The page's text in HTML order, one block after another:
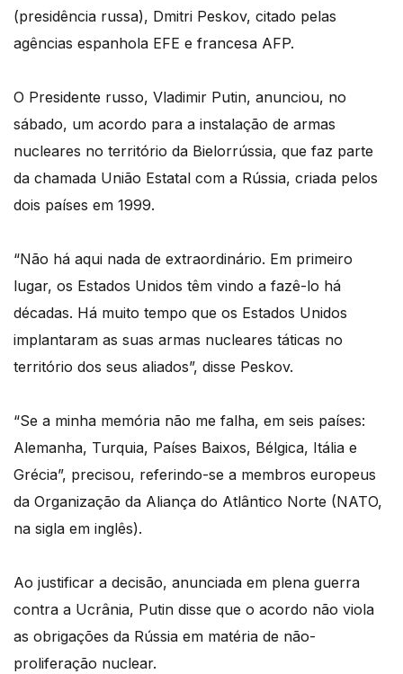
(presidência russa), Dmitri Peskov, citado pelas
agências espanhola EFE e francesa AFP.
O Presidente russo, Vladimir Putin, anunciou, no
sábado, um acordo para a instalação de armas
nucleares no território da Bielorrússia, que faz parte
da chamada União Estatal com a Rússia, criada pelos
dois países em 1999.
“Não há aqui nada de extraordinário. Em primeiro
lugar, os Estados Unidos têm vindo a fazê-lo há
décadas. Há muito tempo que os Estados Unidos
implantaram as suas armas nucleares táticas no
território dos seus aliados”, disse Peskov.
“Se a minha memória não me falha, em seis países:
Alemanha, Turquia, Países Baixos, Bélgica, Itália e
Grécia”, precisou, referindo-se a membros europeus
da Organização da Aliança do Atlântico Norte (NATO,
na sigla em inglês).
Ao justificar a decisão, anunciada em plena guerra
contra a Ucrânia, Putin disse que o acordo não viola
as obrigações da Rússia em matéria de não-
proliferação nuclear.